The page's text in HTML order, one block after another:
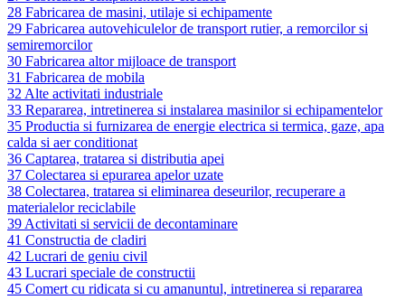
28 Fabricarea de masini, utilaje si echipamente
29 Fabricarea autovehiculelor de transport rutier, a remorcilor si
semiremorcilor
30 Fabricarea altor mijloace de transport
31 Fabricarea de mobila
32 Alte activitati industriale
33 Repararea, intretinerea si instalarea masinilor si echipamentelor
35 Productia si furnizarea de energie electrica si termica, gaze, apa
calda si aer conditionat
36 Captarea, tratarea si distributia apei
37 Colectarea si epurarea apelor uzate
38 Colectarea, tratarea si eliminarea deseurilor, recuperare a
materialelor reciclabile
39 Activitati si servicii de decontaminare
41 Constructia de cladiri
42 Lucrari de geniu civil
43 Lucrari speciale de constructii
45 Comert cu ridicata si cu amanuntul, intretinerea si repararea